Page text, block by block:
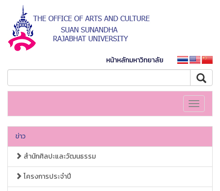
หน้าหลักมหาวิทยาลัย
Toggle
ข่าว
สำนักศิลปะและวัฒนธรรม
โครงการประจำปี